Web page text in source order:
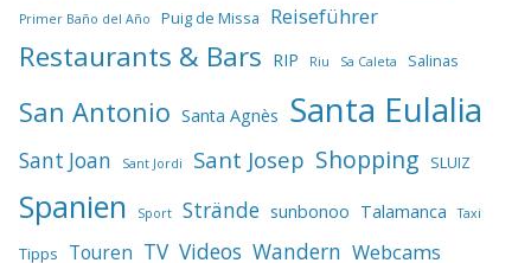
Primer Baño del Año Puig de Missa Reiseführer
Restaurants & Bars RIP Riu Sa Caleta Salinas
San Antonio Santa Agnès Santa Eulalia
Sant Joan Sant Jordi Sant Josep Shopping SLUIZ
Spanien Sport Strände sunbonoo Talamanca Taxi
Tipps Touren TV Videos Wandern Webcams